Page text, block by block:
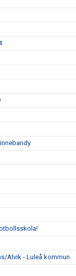
Alvik - Luleå kommun